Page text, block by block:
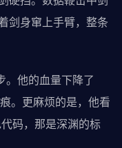
剑身窜上手臂，整条
。他的血量下降了
。更麻烦的是，他看
码，那是深渊的标